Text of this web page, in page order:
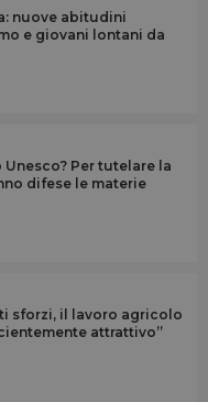
nuove abitudini
e giovani lontani da
Per tutelare la
difese le materie
sforzi, il lavoro agricolo
attrattivo”